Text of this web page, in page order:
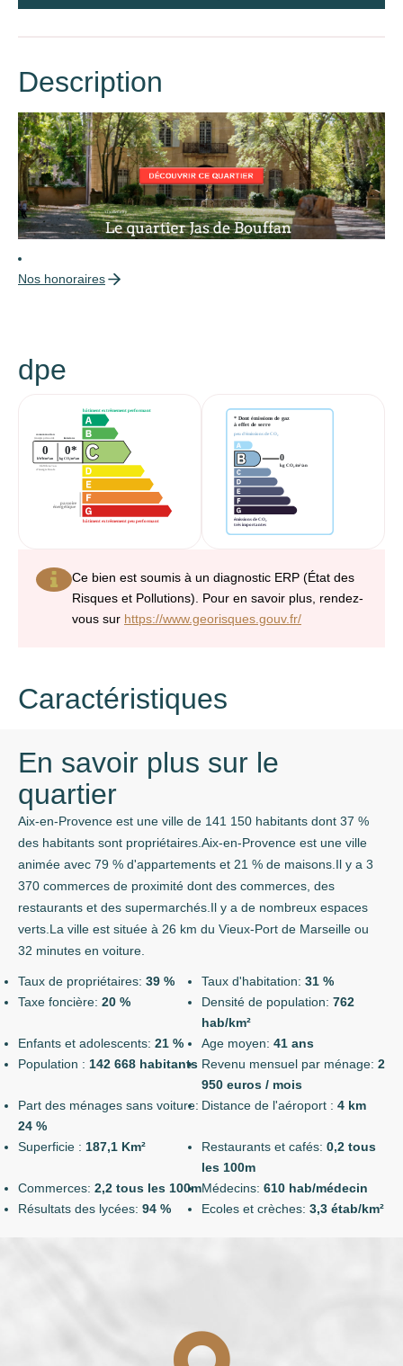
Description
Nos honoraires
dpe
Ce bien est soumis à un diagnostic ERP (État des
Risques et Pollutions). Pour en savoir plus, rendez-
vous sur https://www.georisques.gouv.fr/
Caractéristiques
En savoir plus sur le
quartier
Aix-en-Provence est une ville de 141 150 habitants dont 37 %
des habitants sont propriétaires.Aix-en-Provence est une ville
animée avec 79 % d'appartements et 21 % de maisons.Il y a 3
370 commerces de proximité dont des commerces, des
restaurants et des supermarchés.Il y a de nombreux espaces
verts.La ville est située à 26 km du Vieux-Port de Marseille ou
32 minutes en voiture.
Taux de propriétaires: 39 % Taux d'habitation: 31 %
Taxe foncière: 20 % Densité de population: 762
hab/km²
Enfants et adolescents: 21 % Age moyen: 41 ans
Population : 142 668 habitants Revenu mensuel par ménage: 2
950 euros / mois
Part des ménages sans voiture:
24 %
Distance de l'aéroport : 4 km
Superficie : 187,1 Km² Restaurants et cafés: 0,2 tous
les 100m
Commerces: 2,2 tous les 100mMédecins: 610 hab/médecin
Résultats des lycées: 94 % Ecoles et crèches: 3,3 étab/km²